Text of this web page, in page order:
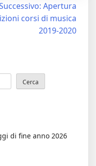
Apertura
corsi di musica
2019-2020
Cerca
di fine anno 2026